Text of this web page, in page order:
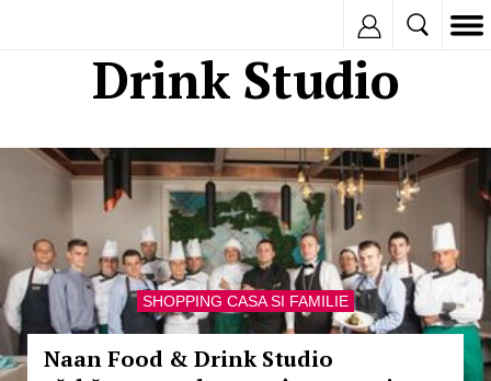
Drink Studio
SHOPPING CASA SI FAMILIE
Naan Food & Drink Studio